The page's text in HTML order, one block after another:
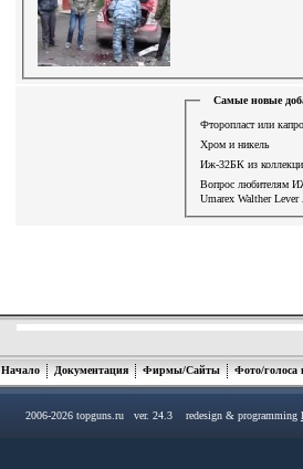
Самые новые
Фторопласт или
Хром и никель
Иж-32БК из
Вопрос любителям
Umarex Walther
Начало Документация Фирмы/Сайты Фото/голоса
2006-2026 topguns.ru ver. 24.3 redesign & programming